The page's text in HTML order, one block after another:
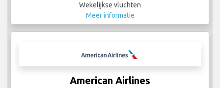
Wekelijkse vluchten
Meer informatie
American Airlines